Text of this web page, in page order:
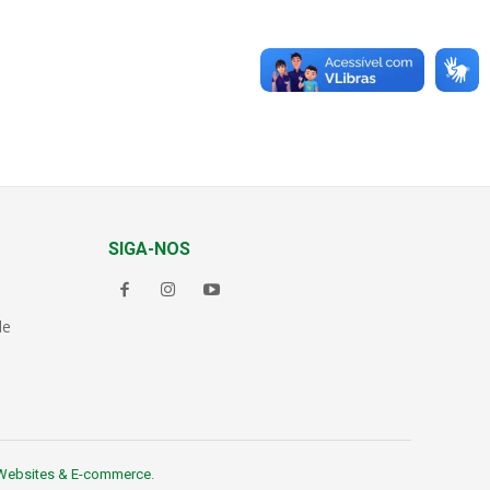
SIGA-NOS
& E-commerce.